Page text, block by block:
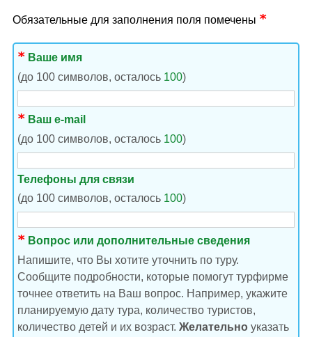
Обязательные для заполнения поля помечены
Ваше имя
(до 100 символов, осталось 100)
Ваш e-mail
(до 100 символов, осталось 100)
Телефоны для связи
(до 100 символов, осталось 100)
Вопрос или дополнительные сведения
Напишите, что Вы хотите уточнить по туру.
Сообщите подробности, которые помогут турфирме
точнее ответить на Ваш вопрос. Например, укажите
планируемую дату тура, количество туристов,
количество детей и их возраст. Желательно указать